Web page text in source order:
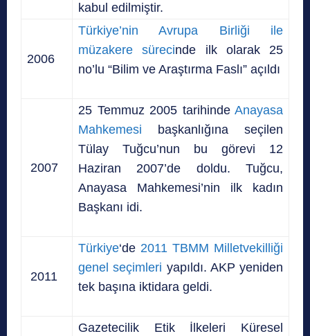
kabul edilmiştir.
2006
Türkiye’nin Avrupa Birliği ile
müzakere sürecinde ilk olarak 25
no’lu “Bilim ve Araştırma Faslı” açıldı
2007
25 Temmuz 2005 tarihinde Anayasa
Mahkemesi başkanlığına seçilen
Tülay Tuğcu’nun bu görevi 12
Haziran 2007’de doldu. Tuğcu,
Anayasa Mahkemesi’nin ilk kadın
Başkanı idi.
2011
Türkiye‘de 2011 TBMM Milletvekilliği
genel seçimleri yapıldı. AKP yeniden
tek başına iktidara geldi.
Gazetecilik Etik İlkeleri Küresel